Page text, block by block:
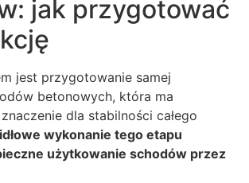
jak przygotować
jest przygotowanie samej
betonowych, która ma
dla stabilności całego
wykonanie tego etapu
użytkowanie schodów przez